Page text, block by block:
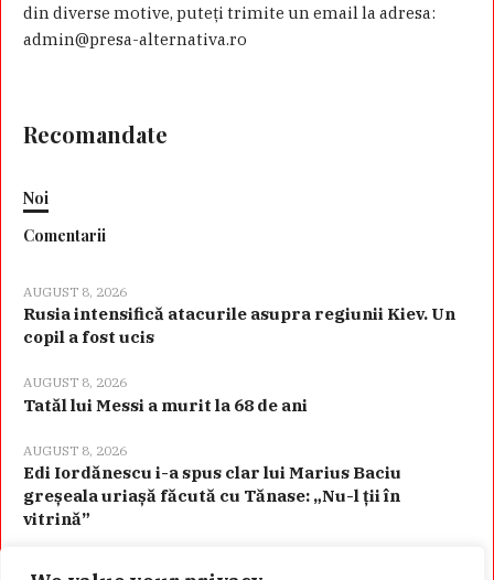
din diverse motive, puteţi trimite un email la adresa:
admin@presa-alternativa.ro
Recomandate
Noi
Comentarii
AUGUST 8, 2026
Rusia intensifică atacurile asupra regiunii Kiev. Un
copil a fost ucis
AUGUST 8, 2026
Tatăl lui Messi a murit la 68 de ani
AUGUST 8, 2026
Edi Iordănescu i-a spus clar lui Marius Baciu
greșeala uriașă făcută cu Tănase: „Nu-l ții în
vitrină”